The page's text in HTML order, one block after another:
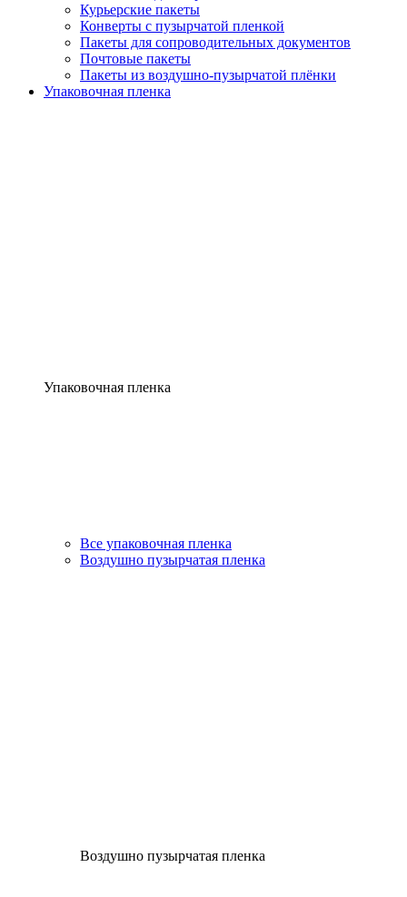
Курьерские пакеты
Конверты с пузырчатой пленкой
Пакеты для сопроводительных документов
Почтовые пакеты
Пакеты из воздушно-пузырчатой плёнки
Упаковочная пленка
Упаковочная пленка
Все упаковочная пленка
Воздушно пузырчатая пленка
Воздушно пузырчатая пленка